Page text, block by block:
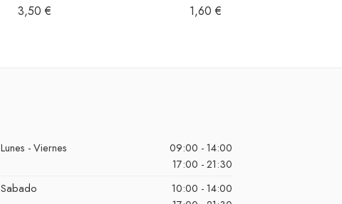
3,50 € 1,60 €
Lunes - Viernes
09:00 - 14:00
17:00 - 21:30
Sabado
10:00 - 14:00